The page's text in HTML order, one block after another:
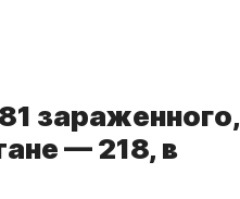
зараженного,
— 218, в